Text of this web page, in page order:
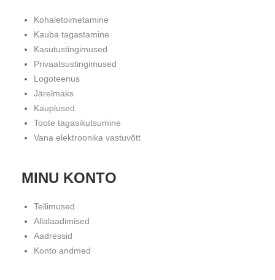
Kohaletoimetamine
Kauba tagastamine
Kasutustingimused
Privaatsustingimused
Logoteenus
Järelmaks
Kauplused
Toote tagasikutsumine
Vana elektroonika vastuvõtt
MINU KONTO
Tellimused
Allalaadimised
Aadressid
Konto andmed